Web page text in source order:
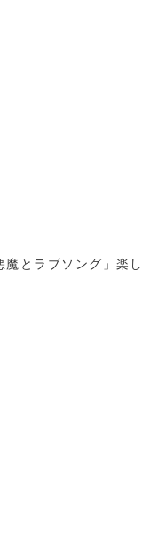
魔とラブソング」楽し